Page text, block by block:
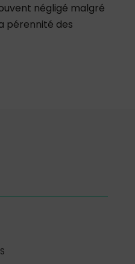
négligé malgré
pérennité des